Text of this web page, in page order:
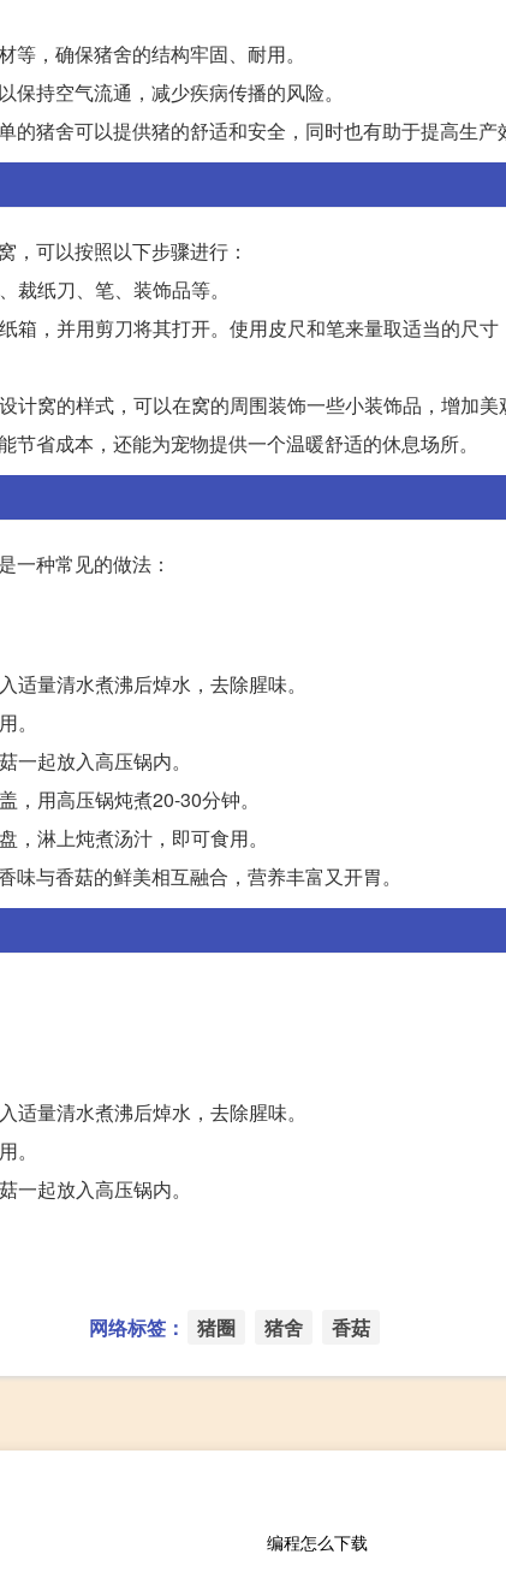
，确保猪舍的结构牢固、耐用。
持空气流通，减少疾病传播的风险。
猪舍可以提供猪的舒适和安全，同时也有助于提高生产
，可以按照以下步骤进行：
裁纸刀、笔、装饰品等。
箱，并用剪刀将其打开。使用皮尺和笔来量取适当的尺
计窝的样式，可以在窝的周围装饰一些小装饰品，增加美
省成本，还能为宠物提供一个温暖舒适的休息场所。
一种常见的做法：
适量清水煮沸后焯水，去除腥味。
。
一起放入高压锅内。
，用高压锅炖煮20-30分钟。
，淋上炖煮汤汁，即可食用。
与香菇的鲜美相互融合，营养丰富又开胃。
适量清水煮沸后焯水，去除腥味。
。
一起放入高压锅内。
网络标签： 猪圈 猪舍 香菇
编程怎么下载